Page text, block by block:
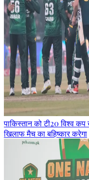
पाकिस्तान को टी20 विश्व
खिलाफ मैच का बहिष्कार करेगा